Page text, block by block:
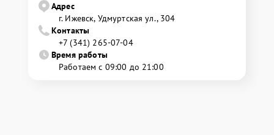
Адрес
г. Ижевск, Удмуртская ул., 304
Контакты
+7 (341) 265-07-04
Время работы
Работаем с 09:00 до 21:00